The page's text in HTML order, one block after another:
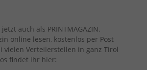
auch als PRINTMAGAZIN.
online lesen, kostenlos per Post
vielen Verteilerstellen in ganz Tirol
findet ihr hier: